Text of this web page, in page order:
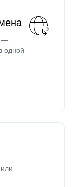
—
одной